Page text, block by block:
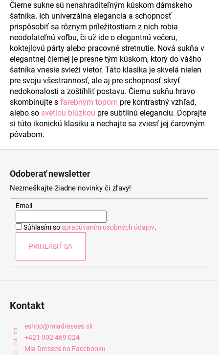
l
á
d
a
c
i
e
p
r
v
k
y
ý
u
Čierne sukne sú nenahraditeľným kúskom dámskeho
šatníka. Ich univerzálna elegancia a schopnosť
prispôsobiť sa rôznym príležitostiam z nich robia
neodolateľnú voľbu, či už ide o elegantnú večeru,
koktejlovú párty alebo pracovné stretnutie. Nová sukňa v
elegantnej čiernej je presne tým kúskom, ktorý do vášho
šatníka vnesie svieži vietor. Táto klasika je skvelá nielen
pre svoju všestrannosť, ale aj pre schopnosť skryť
nedokonalosti a zoštíhliť postavu. Čiernu sukňu hravo
skombinujte s farebným topom pre kontrastný vzhľad,
alebo so svetlou blúzkou pre subtilnú eleganciu. Doprajte
si túto ikonickú klasiku a nechajte sa zviesť jej čarovným
pôvabom.
Odoberať newsletter
Nezmeškajte žiadne novinky či zľavy!
Email
Súhlasím so spracúvaním osobných údajov.
PRIHLÁSIŤ SA
Kontakt
eshop@miadresses.sk
+421 902 469 024
Mia Dresses na Facebooku